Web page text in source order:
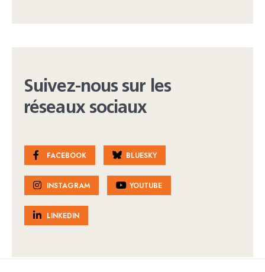
Suivez-nous sur les
réseaux sociaux
FACEBOOK BLUESKY
INSTAGRAM YOUTUBE
LINKEDIN